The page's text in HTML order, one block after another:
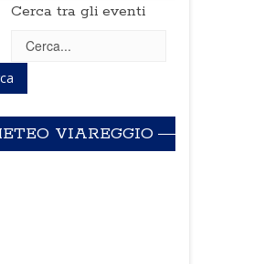
Cerca tra gli eventi
VIAREGGIO